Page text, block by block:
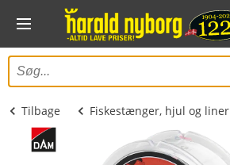
Tilbage Fiskestænger, hjul og liner